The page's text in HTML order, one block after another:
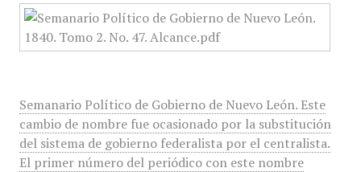
Semanario Político de Gobierno de Nuevo León. Este
cambio de nombre fue ocasionado por la substitución
del sistema de gobierno federalista por el centralista.
El primer número del periódico con este nombre